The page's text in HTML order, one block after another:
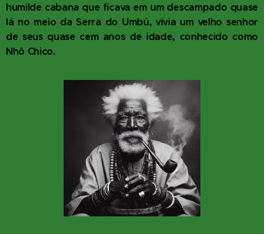
humilde cabana que ficava em um descampado quase
lá no meio da Serra do Umbú, vivia um velho senhor
de seus quase cem anos de idade, conhecido como
Nhô Chico.